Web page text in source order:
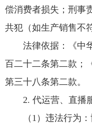
偿消费者损失；刑事
共犯（如生产销售不
法律依据：《中
百二十二条第二款；
第三十八条第二款。
2. 代运营、直播
（1）违法行为